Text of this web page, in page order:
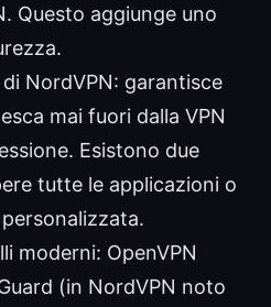
Questo aggiunge uno
di NordVPN: garantisce
mai fuori dalla VPN
Esistono due
tutte le applicazioni o
moderni: OpenVPN
(in NordVPN noto